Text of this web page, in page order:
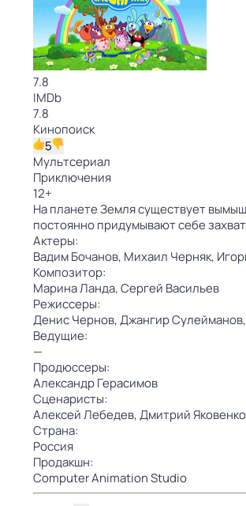
7.8
IMDb
7.8
Кинопоиск
5
Мультсериал
Приключения
12+
На планете Земля существует
постоянно придумывают себе
Актеры:
Вадим Бочанов, Михаил Черняк,
Композитор:
Марина Ланда,Сергей Васильев
Режиссеры:
Денис Чернов,Джангир Сулейманов,
Ведущие:
—
Продюссеры:
Александр Герасимов
Сценаристы:
Алексей Лебедев,Дмитрий
Страна:
Россия
Продакшн:
Computer Animation Studio